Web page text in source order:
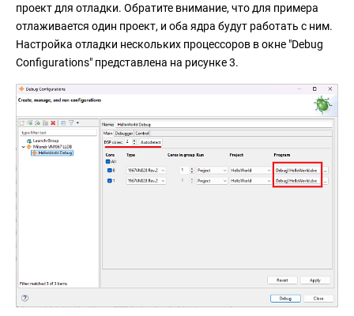
проект для отладки. Обратите внимание, что для примера
отлаживается один проект, и оба ядра будут работать с ним.
Настройка отладки нескольких процессоров в окне "Debug
Configurations" представлена на рисунке 3.